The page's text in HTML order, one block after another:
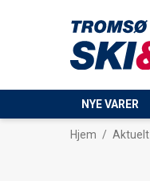
NYE VARER
Hjem / Aktuelt